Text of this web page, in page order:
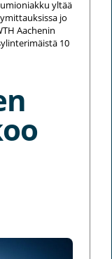
yltää
jo
Aachenin
10